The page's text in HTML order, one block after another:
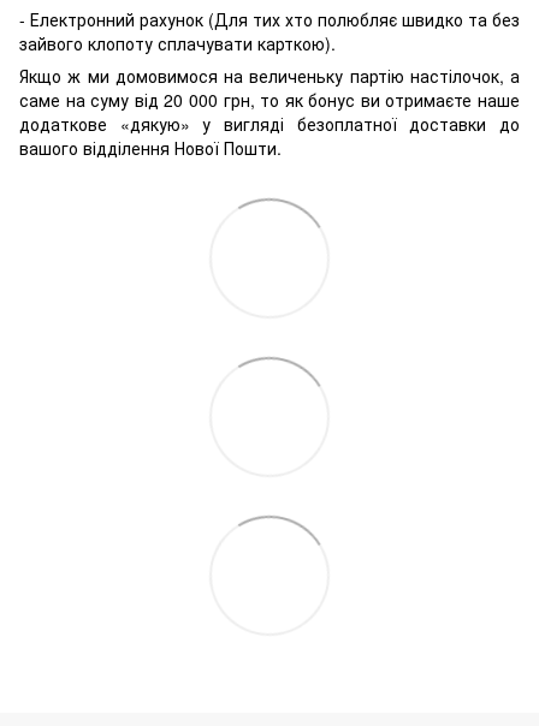
- Електронний рахунок (Для тих хто полюбляє швидко та без
зайвого клопоту сплачувати карткою).
Якщо ж ми домовимося на величеньку партію настілочок, а
саме на суму від 20 000 грн, то як бонус ви отримаєте наше
додаткове «дякую» у вигляді безоплатної доставки до
вашого відділення Нової Пошти.